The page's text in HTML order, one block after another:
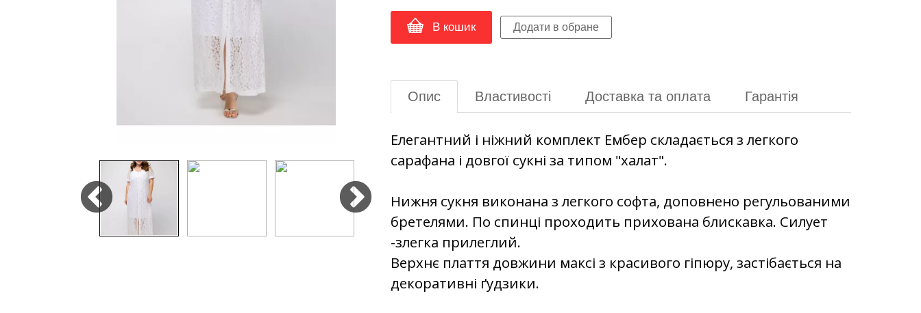
В кошик
Опис Властивості Доставка та оплата Гарантія
Елегантний і ніжний комплект Ембер складається з легкого
сарафана і довгої сукні за типом "халат".
Нижня сукня виконана з легкого софта, доповнено регульованими
бретелями. По спинці проходить прихована блискавка. Силует
-злегка прилеглий.
Верхнє плаття довжини максі з красивого гіпюру, застібається на
декоративні ґудзики.